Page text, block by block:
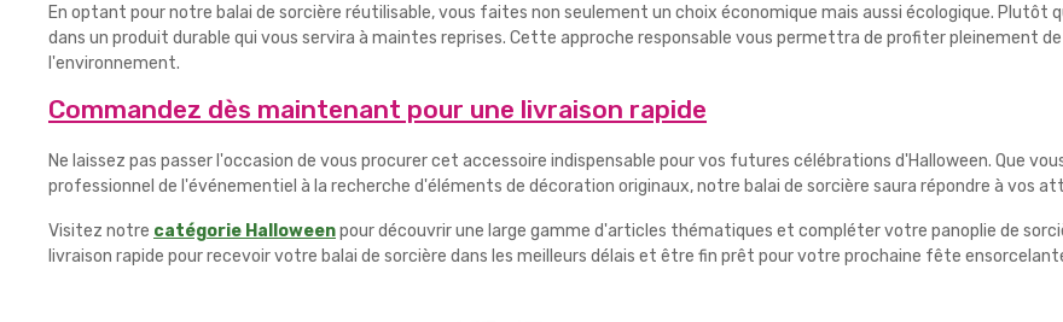
En optant pour notre balai de sorcière réutilisable, vous faites non seulement un choix économique mais aussi écologique. Plutôt
dans un produit durable qui vous servira à maintes reprises. Cette approche responsable vous permettra de profiter pleinement
l'environnement.
Commandez dès maintenant pour une livraison rapide
Ne laissez pas passer l'occasion de vous procurer cet accessoire indispensable pour vos futures célébrations d'Halloween. Que
professionnel de l'événementiel à la recherche d'éléments de décoration originaux, notre balai de sorcière saura répondre à vos
Visitez notre catégorie Halloweenpour découvrir une large gamme d'articles thématiques et compléter votre panoplie de
livraison rapide pour recevoir votre balai de sorcière dans les meilleurs délais et être fin prêt pour votre prochaine fête